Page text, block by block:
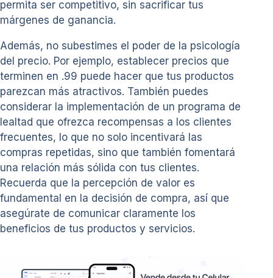
permita ser competitivo, sin sacrificar tus
márgenes de ganancia.
Además, no subestimes el poder de la psicología
del precio. Por ejemplo, establecer precios que
terminen en .99 puede hacer que tus productos
parezcan más atractivos. También puedes
considerar la implementación de un programa de
lealtad que ofrezca recompensas a los clientes
frecuentes, lo que no solo incentivará las
compras repetidas, sino que también fomentará
una relación más sólida con tus clientes.
Recuerda que la percepción de valor es
fundamental en la decisión de compra, así que
asegúrate de comunicar claramente los
beneficios de tus productos y servicios.